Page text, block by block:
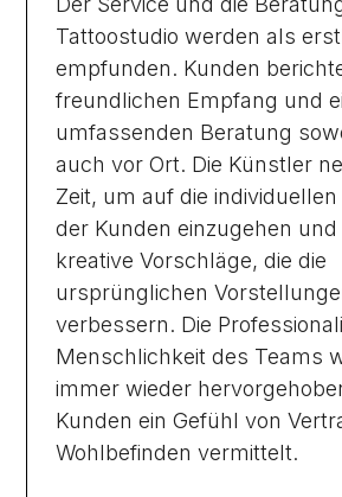
Tattoostudio werden als
empfunden. Kunden
freundlichen Empfang und
umfassenden Beratung
auch vor Ort. Die Künstler
Zeit, um auf die
der Kunden einzugehen
kreative Vorschläge, die die
ursprünglichen
verbessern. Die
Menschlichkeit des Teams
immer wieder
Kunden ein Gefühl von
Wohlbefinden vermittelt.